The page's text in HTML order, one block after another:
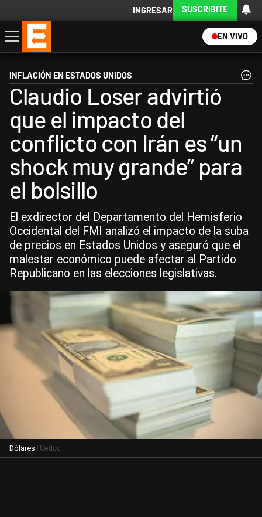
INGRESAR SUSCRIBITE
EN VIVO
Economía
Política
Internacional
Actualidad
Descargá la App
INFLACIÓN EN ESTADOS UNIDOS
Claudio Loser advirtió
que el impacto del
conflicto con Irán es “un
shock muy grande” para
el bolsillo
El exdirector del Departamento del Hemisferio
Occidental del FMI analizó el impacto de la suba
de precios en Estados Unidos y aseguró que el
malestar económico puede afectar al Partido
Republicano en las elecciones legislativas.
Dólares | Cedoc